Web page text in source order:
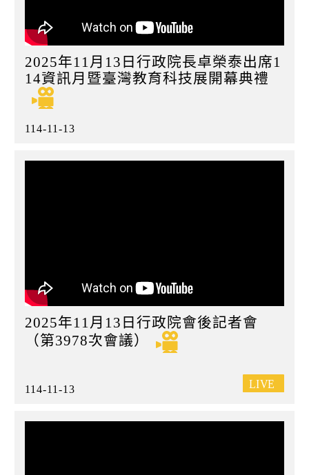
2025年11月13日行政院長卓榮泰出席1
14資訊月暨臺灣教育科技展開幕典禮
114-11-13
2025年11月13日行政院會後記者會
（第3978次會議）
114-11-13